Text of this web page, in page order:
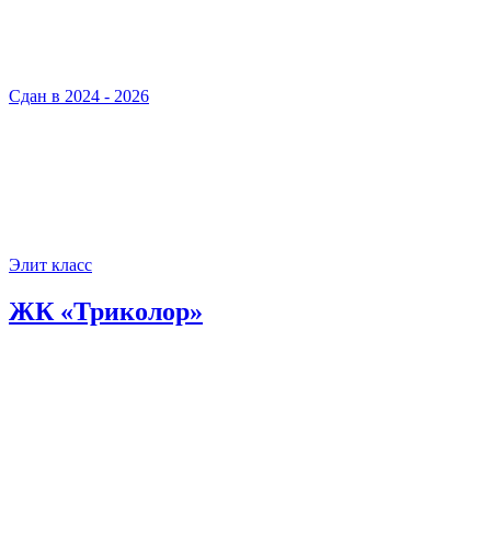
Сдан в 2024 - 2026
Элит класс
ЖК «Триколор»